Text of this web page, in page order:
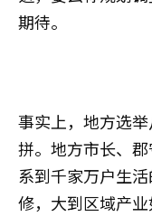
期待。
事实上，地方选
拼。地方市长、
系到千家万户生
修，大到区域产